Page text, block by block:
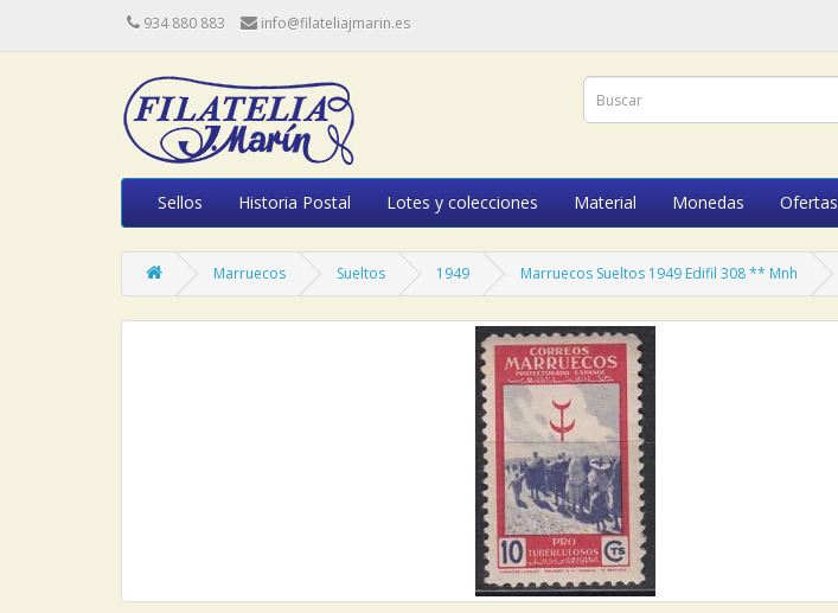
934 880 883 info@filateliajmarin.es
Sellos Historia Postal Lotes y colecciones Material Monedas Ofertas
Marruecos Sueltos 1949 Marruecos Sueltos 1949 Edifil 308 ** Mnh